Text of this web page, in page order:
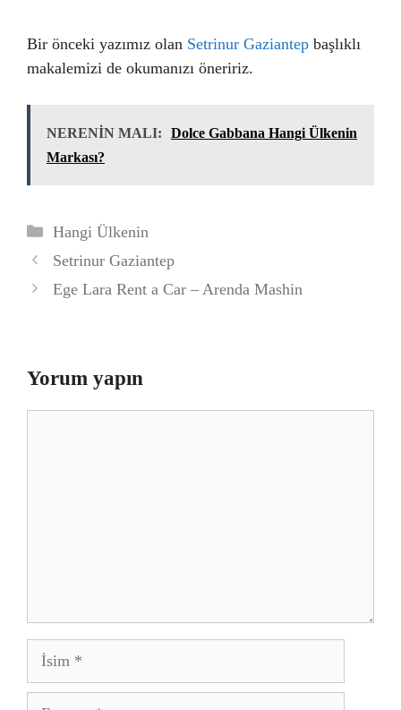
Bir önceki yazımız olan Setrinur Gaziantep başlıklı
makalemizi de okumanızı öneririz.
NERENİN MALI:
Dolce Gabbana Hangi Ülkenin
Markası?
Kategoriler
Hangi Ülkenin
Setrinur Gaziantep
Ege Lara Rent a Car – Arenda Mashin
Yorum yapın
İsim